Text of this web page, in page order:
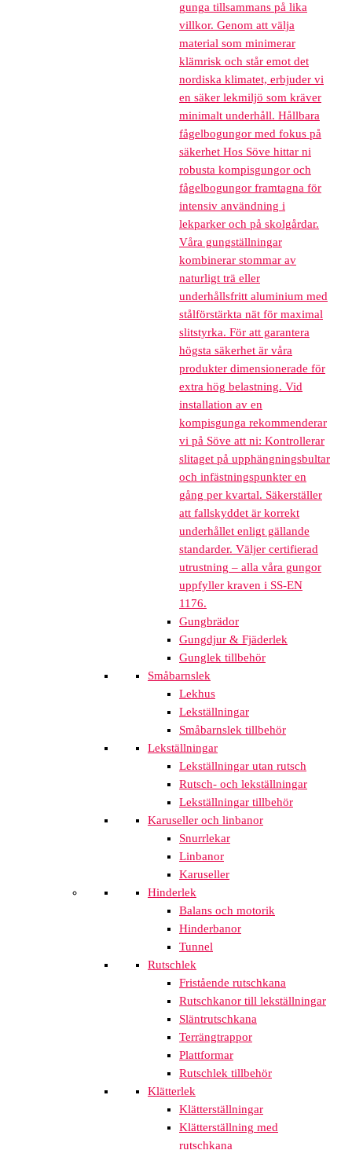
gunga tillsammans på lika
villkor. Genom att välja
material som minimerar
klämrisk och står emot det
nordiska klimatet, erbjuder vi
en säker lekmiljö som kräver
minimalt underhåll. Hållbara
fågelbogungor med fokus på
säkerhet Hos Söve hittar ni
robusta kompisgungor och
fågelbogungor framtagna för
intensiv användning i
lekparker och på skolgårdar.
Våra gungställningar
kombinerar stommar av
naturligt trä eller
underhållsfritt aluminium med
stålförstärkta nät för maximal
slitstyrka. För att garantera
högsta säkerhet är våra
produkter dimensionerade för
extra hög belastning. Vid
installation av en
kompisgunga rekommenderar
vi på Söve att ni: Kontrollerar
slitaget på upphängningsbultar
och infästningspunkter en
gång per kvartal. Säkerställer
att fallskyddet är korrekt
underhållet enligt gällande
standarder. Väljer certifierad
utrustning – alla våra gungor
uppfyller kraven i SS-EN
1176.
Gungbrädor
Gungdjur & Fjäderlek
Gunglek tillbehör
Småbarnslek
Lekhus
Lekställningar
Småbarnslek tillbehör
Lekställningar
Lekställningar utan rutsch
Rutsch- och lekställningar
Lekställningar tillbehör
Karuseller och linbanor
Snurrlekar
Linbanor
Karuseller
Hinderlek
Balans och motorik
Hinderbanor
Tunnel
Rutschlek
Fristående rutschkana
Rutschkanor till lekställningar
Släntrutschkana
Terrängtrappor
Plattformar
Rutschlek tillbehör
Klätterlek
Klätterställningar
Klätterställning med
rutschkana